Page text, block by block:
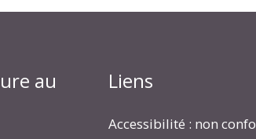
au
Liens
Accessibilité : non